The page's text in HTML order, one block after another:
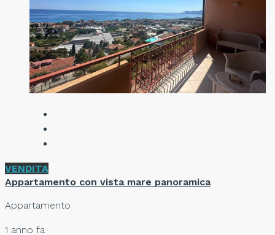
VENDITA
Appartamento con vista mare panoramica
Appartamento
1 anno fa